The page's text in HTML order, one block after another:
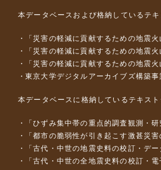
本データベースおよび格納しているテ
「災害の軽減に貢献するための地震
「災害の軽減に貢献するための地震
「災害の軽減に貢献するための地震
東京大学デジタルアーカイブズ構築事
本データベースに格納しているテキス
「ひずみ集中帯の重点的調査観測・
「都市の脆弱性が引き起こす激甚災
「古代・中世の地震史料の校訂・デ
「古代・中世の全地震史料の校訂・